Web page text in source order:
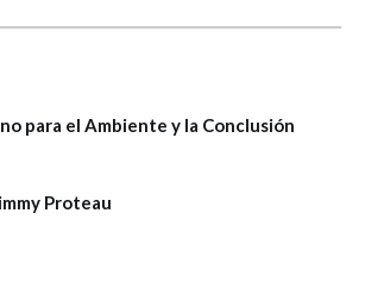
para el Ambiente y la Conclusión
Proteau